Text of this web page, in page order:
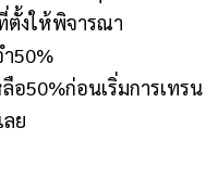
ตั้งให้พิจารณา
ำ50%
ลือ50%ก่อนเริ่มการเทรน
ลย